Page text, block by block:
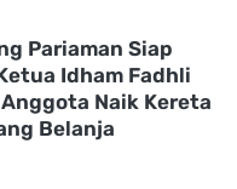
Pariaman Siap
Idham Fadhli
Naik Kereta
Belanja